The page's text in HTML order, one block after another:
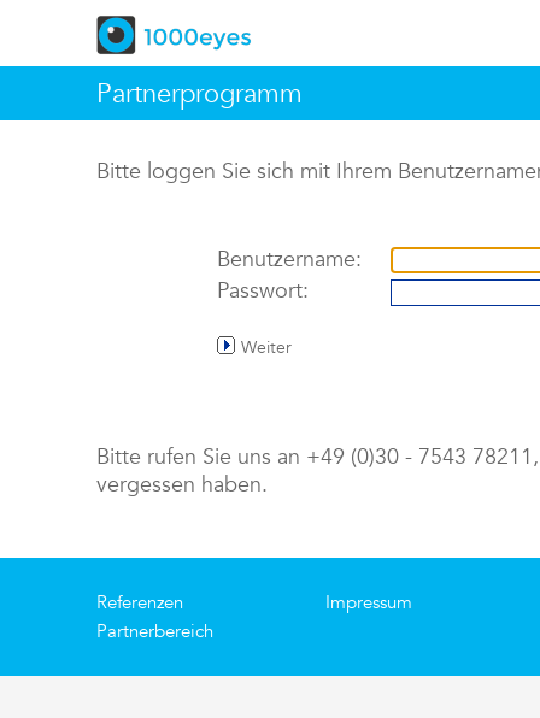
Partnerprogramm
Bitte loggen Sie sich mit Ihrem
Benutzername:
Passwort:
Weiter
Bitte rufen Sie uns an +49 (0)30 - 7543
vergessen haben.
Referenzen
Partnerbereich
Impressum